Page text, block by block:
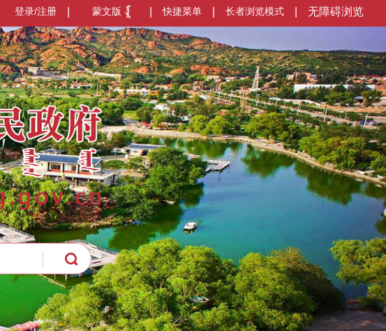
无障碍浏览
长者浏览模式
快捷菜单
蒙文版
登录/注册